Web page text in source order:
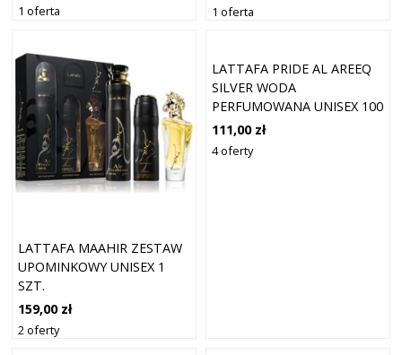
1 oferta 1 oferta
LATTAFA MAAHIR ZESTAW
UPOMINKOWY UNISEX 1
SZT.
159,00 zł
2 oferty
LATTAFA PRIDE AL AREEQ
SILVER WODA
PERFUMOWANA UNISEX 100
ML
111,00 zł
4 oferty